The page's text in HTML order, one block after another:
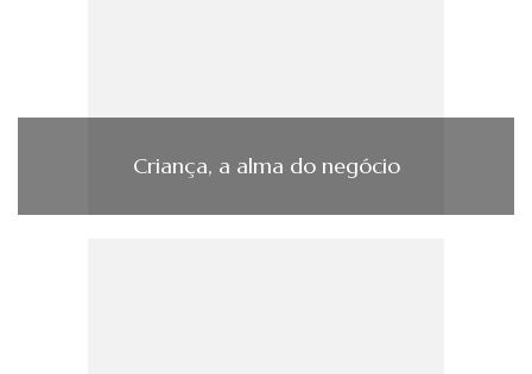
Criança, a alma do negócio